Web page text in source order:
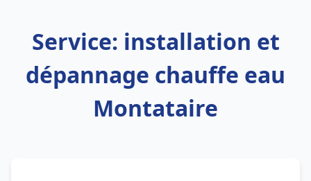
Service: installation et
dépannage chauffe eau
Montataire